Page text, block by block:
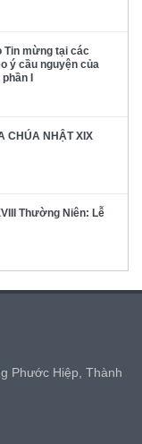
Tin mừng tại các
ý cầu nguyện của
I
CHÚA NHẬT XIX
Thường Niên: Lễ
Phước Hiệp, Thành